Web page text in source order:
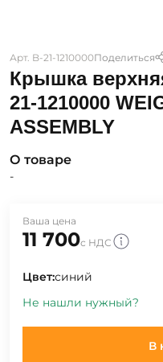
Арт. B-21-1210000Поделиться
Крышка
21-1210000
ASSEMBLY
О товаре
-
Ваша цена
11 700с НДС
Цвет:синий
Не нашли нужный?
В